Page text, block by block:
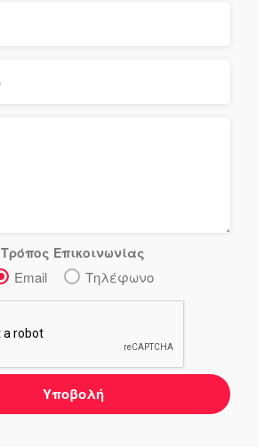
Τρόπος Επικοινωνίας
Email Τηλέφωνο
Υποβολή